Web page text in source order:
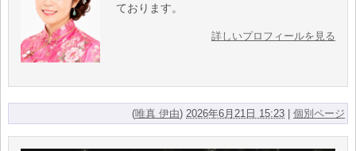
ております。
詳しいプロフィールを見る
(唯真 伊由) 2026年6月21日 15:23 |個別ページ